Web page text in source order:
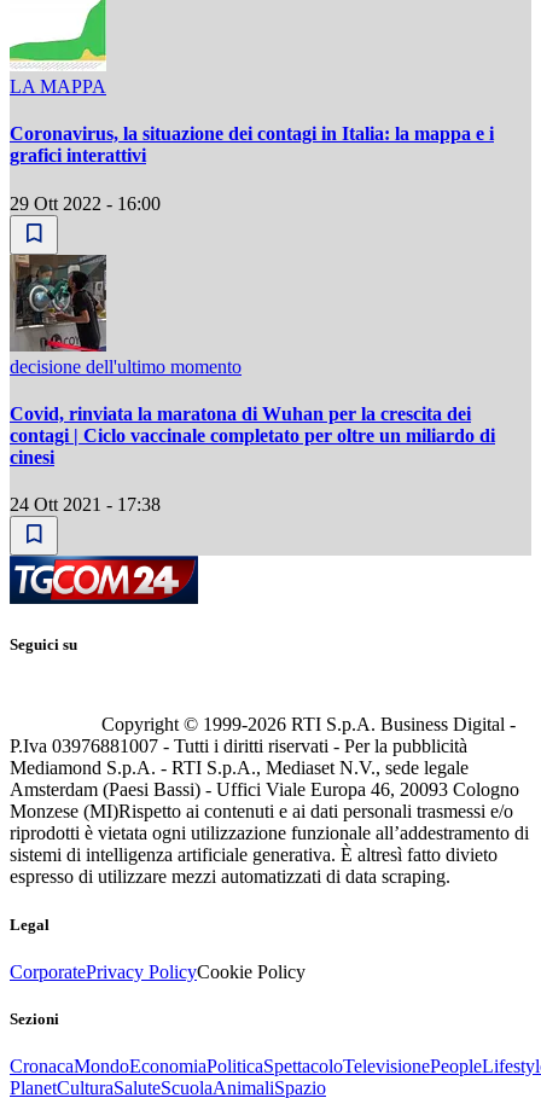
LA MAPPA
Coronavirus, la situazione dei contagi in Italia: la mappa e i
grafici interattivi
29 Ott 2022 - 16:00
decisione dell'ultimo momento
Covid, rinviata la maratona di Wuhan per la crescita dei
contagi | Ciclo vaccinale completato per oltre un miliardo di
cinesi
24 Ott 2021 - 17:38
Seguici su
Copyright © 1999-2026 RTI S.p.A. Business Digital -
P.Iva 03976881007 - Tutti i diritti riservati - Per la pubblicità
Mediamond S.p.A. - RTI S.p.A., Mediaset N.V., sede legale
Amsterdam (Paesi Bassi) - Uffici Viale Europa 46, 20093 Cologno
Monzese (MI)Rispetto ai contenuti e ai dati personali trasmessi e/o
riprodotti è vietata ogni utilizzazione funzionale all’addestramento di
sistemi di intelligenza artificiale generativa. È altresì fatto divieto
espresso di utilizzare mezzi automatizzati di data scraping.
Legal
CorporatePrivacy PolicyCookie Policy
Sezioni
CronacaMondoEconomiaPoliticaSpettacoloTelevisionePeople
PlanetCulturaSaluteScuolaAnimaliSpazio